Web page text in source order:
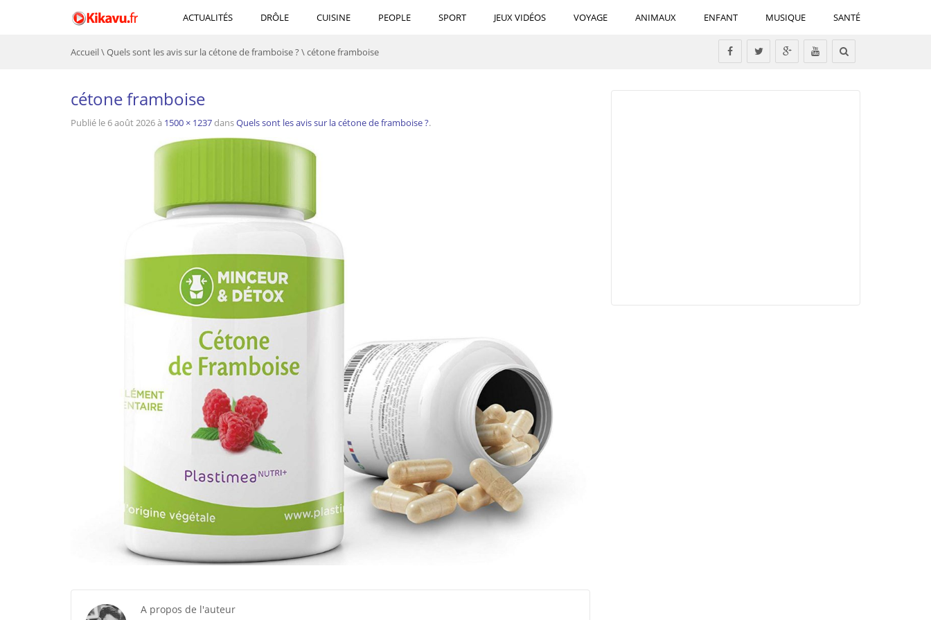
ACTUALITÉS DRÔLE CUISINE PEOPLE SPORT JEUX VIDÉOS VOYAGE ANIMAUX ENFANT MUSIQUE SANTÉ
Accueil\Quels sont les avis sur la cétone de framboise ? \cétone framboise
cétone framboise
Publié le6 août 2026à 1500 × 1237dansQuels sont les avis sur la cétone de framboise ?.
A propos de l'auteur